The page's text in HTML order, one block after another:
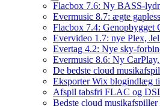
Flacbox 7.6: Ny BASS-
Evermusic 8.7: ægte
Flacbox 7.4: Genopbygget
Evervideo 1.7: nye Plex,
Evertag 4.2: Nye sky-
Evermusic 8.6: Ny
De bedste cloud
Eksporter Wix blogindlæg
Afspil tabsfri FLAC og
Bedste cloud